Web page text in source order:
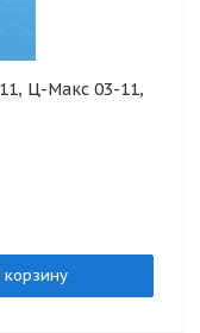
Ц-Макс 03-11,
корзину